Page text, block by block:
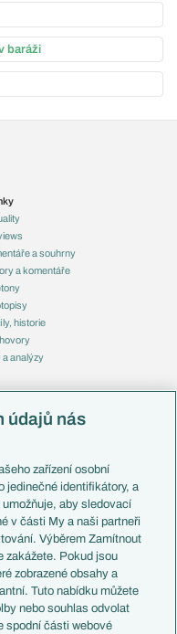
baráži
a souhrny
a komentáře
historie
a analýzy
údajů nás
zařízení osobní
jedinečné identifikátory, a
aby sledovací
v části My a naši partneři
Výběrem Zamítnout
zakážete. Pokud jsou
zobrazené obsahy a
Tuto nabídku můžete
nebo souhlas odvolat
spodní části webové